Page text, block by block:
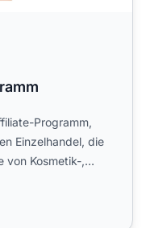
Programm,
Einzelhandel, die
von Kosmetik-,